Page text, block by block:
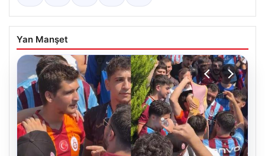
Yan Manşet